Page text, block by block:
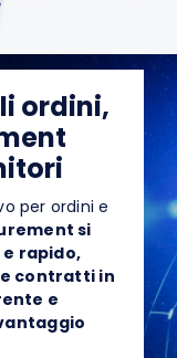
ordini,
per ordini e
si
rapido,
contratti in
e